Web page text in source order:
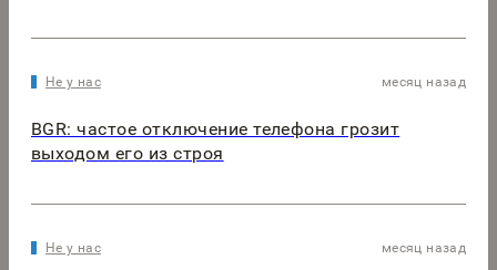
Не у нас месяц назад
BGR: частое отключение телефона грозит
выходом его из строя
Не у нас месяц назад